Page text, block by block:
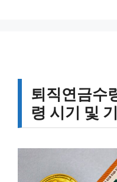
퇴직연금수
령 시기 및